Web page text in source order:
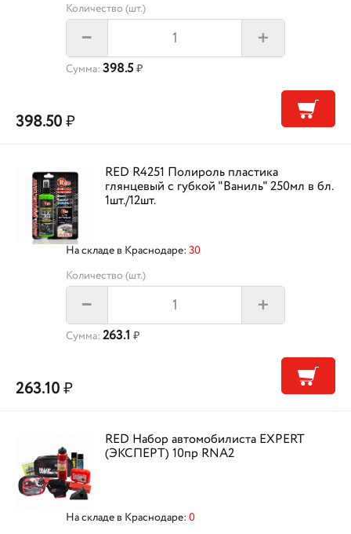
Количество (шт.)
– +
Сумма: 398.5 ₽
398.50₽
RED R4251 Полироль пластика
глянцевый с губкой "Ваниль" 250мл в бл.
1шт./12шт.
На складе в Краснодаре: 30
Количество (шт.)
– +
Сумма: 263.1 ₽
263.10₽
RED Набор автомобилиста EXPERT
(ЭКСПЕРТ) 10пр RNA2
На складе в Краснодаре: 0